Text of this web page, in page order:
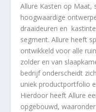
Allure Kasten op Maat,
hoogwaardige
draaideuren en
segment. Allure heeft
ontwikkeld voor alle
zolder en van
bedrijf onderscheidt
uniek productportfolio
Hierdoor heeft Allure
opgebouwd,